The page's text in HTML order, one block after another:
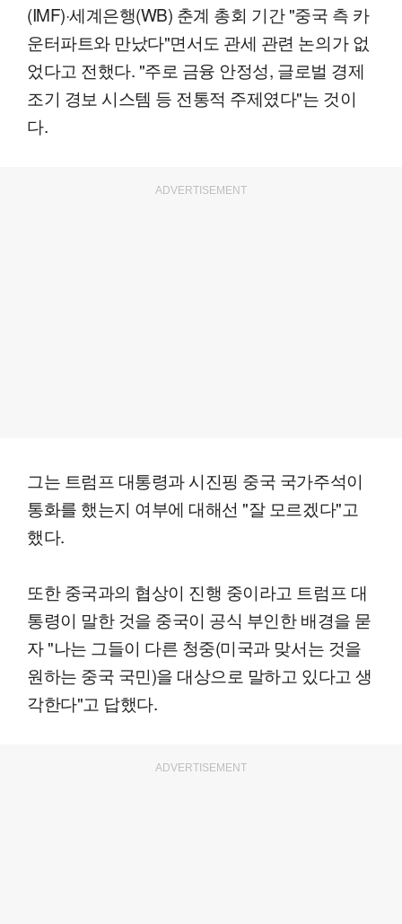
(IMF)·세계은행(WB) 춘계 총회 기간 "중국 측 카
운터파트와 만났다"면서도 관세 관련 논의가 없
었다고 전했다. "주로 금융 안정성, 글로벌 경제
조기 경보 시스템 등 전통적 주제였다"는 것이
다.
ADVERTISEMENT
그는 트럼프 대통령과 시진핑 중국 국가주석이
통화를 했는지 여부에 대해선 "잘 모르겠다"고
했다.
또한 중국과의 협상이 진행 중이라고 트럼프 대
통령이 말한 것을 중국이 공식 부인한 배경을 묻
자 "나는 그들이 다른 청중(미국과 맞서는 것을
원하는 중국 국민)을 대상으로 말하고 있다고 생
각한다"고 답했다.
ADVERTISEMENT